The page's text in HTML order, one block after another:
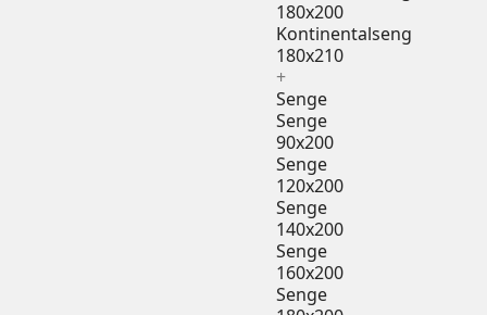
180x200
Kontinentalseng
180x210
+
Senge
Senge
90x200
Senge
120x200
Senge
140x200
Senge
160x200
Senge